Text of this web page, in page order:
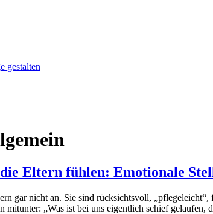
gestalten
Eltern fühlen: Emotionale
gar nicht an. Sie sind rücksichtsvoll,
mitunter: „Was ist bei uns eigentlich schief